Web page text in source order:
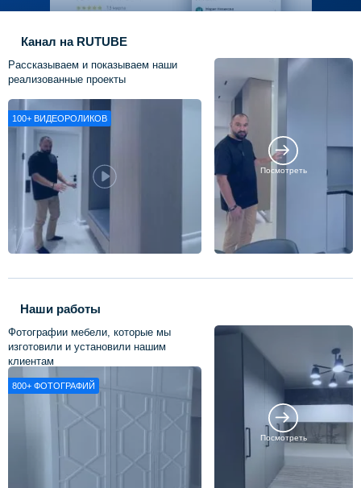
Канал на RUTUBE
Рассказываем и показываем наши
реализованные проекты
100+ ВИДЕОРОЛИКОВ
Посмотреть
Наши работы
Фотографии мебели, которые мы
изготовили и установили нашим
клиентам
800+ ФОТОГРАФИЙ
Посмотреть